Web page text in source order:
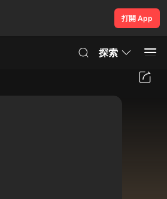
打開 App
探索